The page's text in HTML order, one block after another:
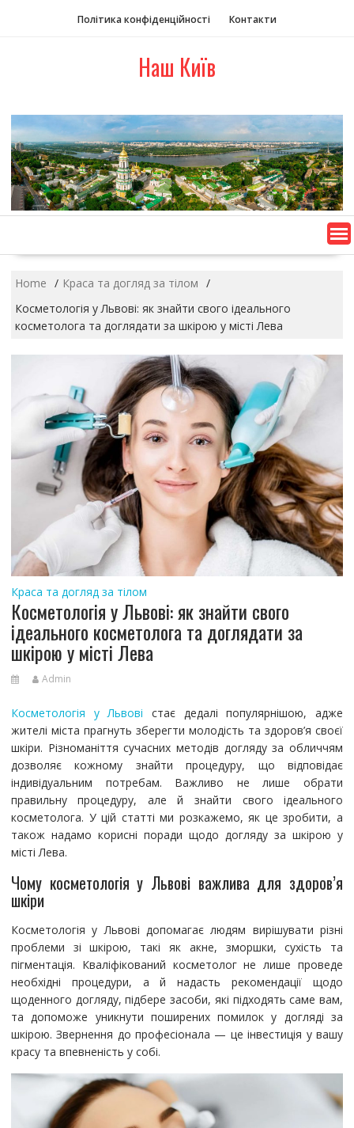
t
Політика конфіденційності Контакти
Наш Київ
Home
Краса та догляд за тілом
Косметологія у Львові: як знайти свого ідеального
косметолога та доглядати за шкірою у місті Лева
Краса та догляд за тілом
Косметологія у Львові: як знайти свого
ідеального косметолога та доглядати за
шкірою у місті Лева
Admin
Косметологія у Львові стає дедалі популярнішою, адже
жителі міста прагнуть зберегти молодість та здоров’я своєї
шкіри. Різноманіття сучасних методів догляду за обличчям
дозволяє кожному знайти процедуру, що відповідає
індивідуальним потребам. Важливо не лише обрати
правильну процедуру, але й знайти свого ідеального
косметолога. У цій статті ми розкажемо, як це зробити, а
також надамо корисні поради щодо догляду за шкірою у
місті Лева.
Чому косметологія у Львові важлива для здоров’я
шкіри
Косметологія у Львові допомагає людям вирішувати різні
проблеми зі шкірою, такі як акне, зморшки, сухість та
пігментація. Кваліфікований косметолог не лише проведе
необхідні процедури, а й надасть рекомендації щодо
щоденного догляду, підбере засоби, які підходять саме вам,
та допоможе уникнути поширених помилок у догляді за
шкірою. Звернення до професіонала — це інвестиція у вашу
красу та впевненість у собі.